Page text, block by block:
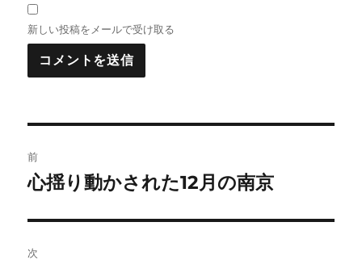
新しい投稿をメールで受け取る
稿
ビ
前
前
投
稿:
心揺り動かされた12月の南京
次